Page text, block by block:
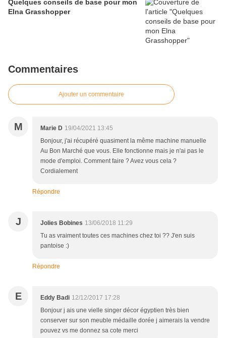
Quelques conseils de base pour mon
Elna Grasshopper
Commentaires
Ajouter un commentaire
M Marie D 19/04/2021 13:45
Bonjour, j'ai récupéré quasiment la même machine manuelle
Au Bon Marché que vous. Elle fonctionne mais je n'ai pas le
mode d'emploi. Comment faire ? Avez vous cela ?
Cordialement
Répondre
J Jolies Bobines 13/06/2018 11:29
Tu as vraiment toutes ces machines chez toi ?? J'en suis
pantoise :)
Répondre
E Eddy Badi 12/12/2017 17:28
Bonjour j ais une vielle singer décor égyptien très bien
conserver sur son meuble médaille dorée j aimerais la vendre
pouvez vs me donnez sa cote merci